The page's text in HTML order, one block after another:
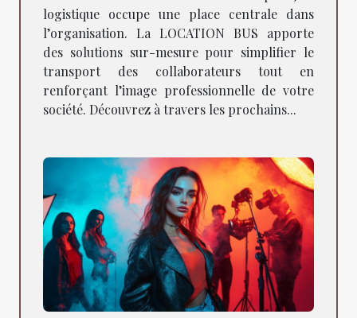
logistique occupe une place centrale dans
l’organisation. La LOCATION BUS apporte
des solutions sur-mesure pour simplifier le
transport des collaborateurs tout en
renforçant l’image professionnelle de votre
société. Découvrez à travers les prochains...